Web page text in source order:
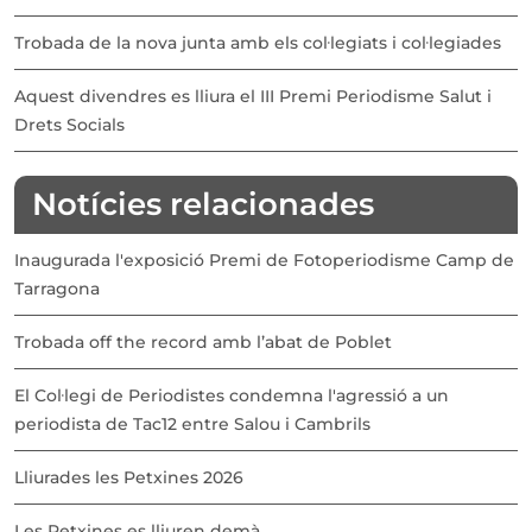
Trobada de la nova junta amb els col·legiats i col·legiades
Aquest divendres es lliura el III Premi Periodisme Salut i
Drets Socials
Notícies relacionades
Inaugurada l'exposició Premi de Fotoperiodisme Camp de
Tarragona
Trobada off the record amb l’abat de Poblet
El Col·legi de Periodistes condemna l'agressió a un
periodista de Tac12 entre Salou i Cambrils
Lliurades les Petxines 2026